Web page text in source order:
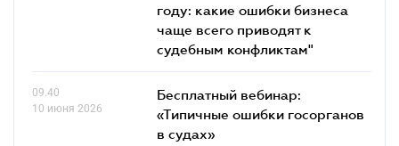
году: какие ошибки бизнеса
чаще всего приводят к
судебным конфликтам"
09.40
10 июня 2026
Бесплатный вебинар:
«Типичные ошибки госорганов
в судах»